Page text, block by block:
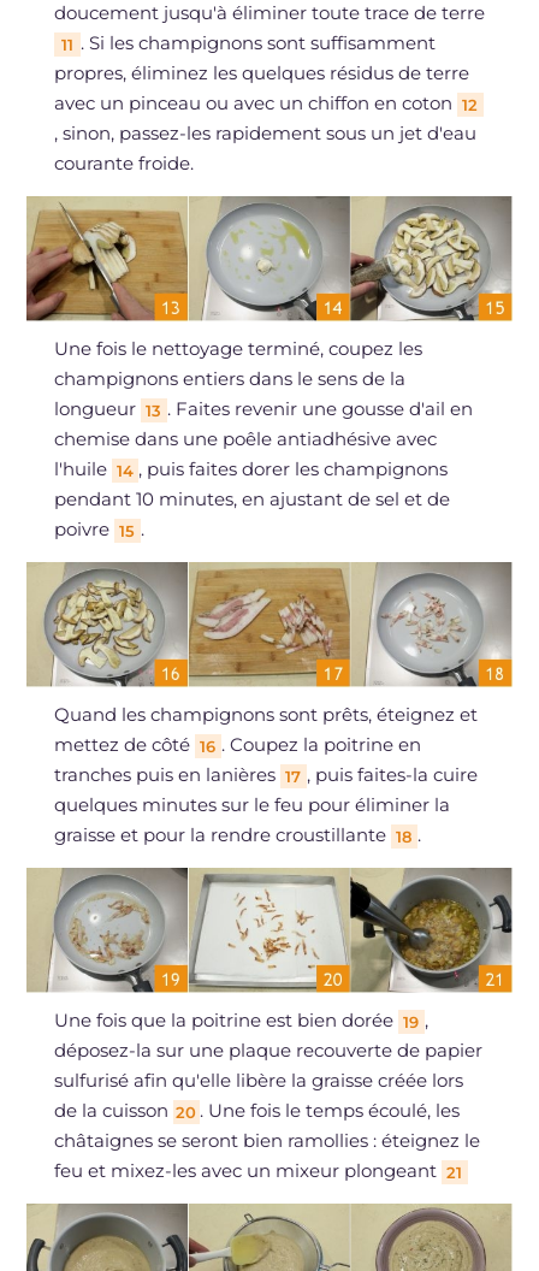
doucement jusqu'à éliminer toute trace de terre
11 . Si les champignons sont suffisamment
propres, éliminez les quelques résidus de terre
avec un pinceau ou avec un chiffon en coton 12
, sinon, passez-les rapidement sous un jet d'eau
courante froide.
Une fois le nettoyage terminé, coupez les
champignons entiers dans le sens de la
longueur 13 . Faites revenir une gousse d'ail en
chemise dans une poêle antiadhésive avec
l'huile 14 , puis faites dorer les champignons
pendant 10 minutes, en ajustant de sel et de
poivre 15 .
Quand les champignons sont prêts, éteignez et
mettez de côté 16 . Coupez la poitrine en
tranches puis en lanières 17 , puis faites-la cuire
quelques minutes sur le feu pour éliminer la
graisse et pour la rendre croustillante 18 .
Une fois que la poitrine est bien dorée 19 ,
déposez-la sur une plaque recouverte de papier
sulfurisé afin qu'elle libère la graisse créée lors
de la cuisson 20 . Une fois le temps écoulé, les
châtaignes se seront bien ramollies : éteignez le
feu et mixez-les avec un mixeur plongeant 21